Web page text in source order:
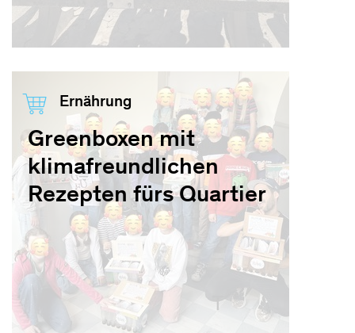
Ernährung
Greenboxen mit
klimafreundlichen
Rezepten fürs Quartier